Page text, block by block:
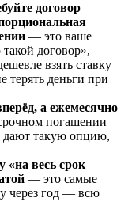
договор
— это ваше
договор»,
взять ставку
терять деньги при
а ежемесячно
погашении
дают такую опцию,
«на весь срок
— это самые
через год — всю